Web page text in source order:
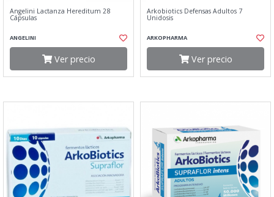
Angelini Lactanza Hereditum 28
Cápsulas
ANGELINI
Ver precio
Arkobiotics Defensas Adultos 7
Unidosis
ARKOPHARMA
Ver precio